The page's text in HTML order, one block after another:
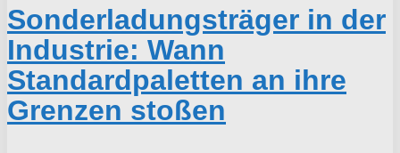
Sonderladungsträger in der
Industrie: Wann
Standardpaletten an ihre
Grenzen stoßen